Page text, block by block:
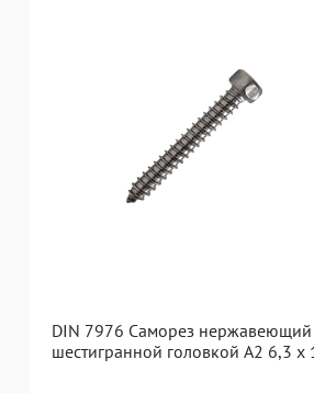
DIN 7976 Саморез нержавеющий
шестигранной головкой А2 6,3 x